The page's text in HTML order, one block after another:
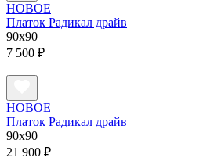
НОВОЕ
Платок Радикал драйв
90x90
7 500 ₽
НОВОЕ
Платок Радикал драйв
90x90
21 900 ₽